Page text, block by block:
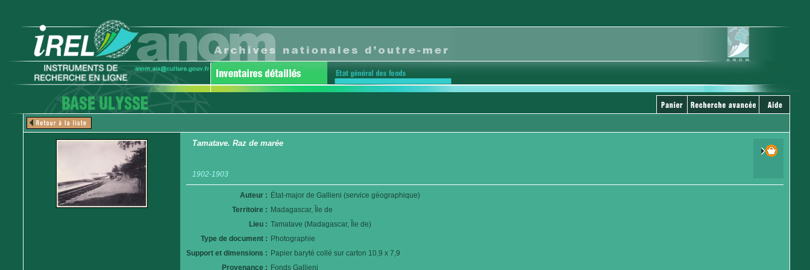
Tamatave. Raz de marée
1902-1903
Auteur : État-major de Gallieni (service géographique)
Territoire : Madagascar, Île de
Lieu : Tamatave (Madagascar, Île de)
Type de document : Photographie
Support et dimensions : Papier baryté collé sur carton 10,9 x 7,9
Provenance : Fonds Gallieni